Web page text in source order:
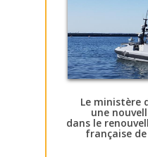
Le ministère
une
dans le
française